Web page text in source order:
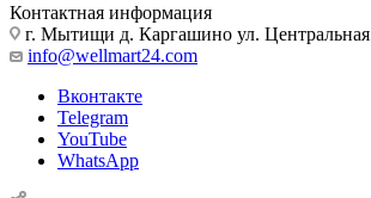
Контактная информация
г. Мытищи д. Каргашино ул. Центральная
info@wellmart24.com
Вконтакте
Telegram
YouTube
WhatsApp